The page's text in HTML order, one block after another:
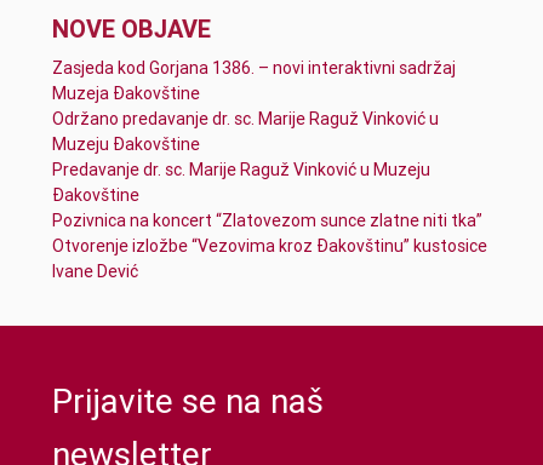
NOVE OBJAVE
Zasjeda kod Gorjana 1386. – novi interaktivni sadržaj
Muzeja Đakovštine
Održano predavanje dr. sc. Marije Raguž Vinković u
Muzeju Đakovštine
Predavanje dr. sc. Marije Raguž Vinković u Muzeju
Đakovštine
Pozivnica na koncert “Zlatovezom sunce zlatne niti tka”
Otvorenje izložbe “Vezovima kroz Đakovštinu” kustosice
Ivane Dević
Prijavite se na naš
newsletter